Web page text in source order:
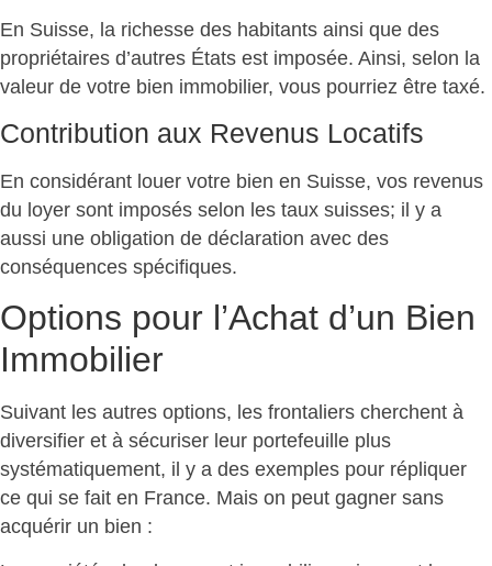
En Suisse, la richesse des habitants ainsi que des
propriétaires d’autres États est imposée. Ainsi, selon la
valeur de votre bien immobilier, vous pourriez être taxé.
Contribution aux Revenus Locatifs
En considérant louer votre bien en Suisse, vos revenus
du loyer sont imposés selon les taux suisses; il y a
aussi une obligation de déclaration avec des
conséquences spécifiques.
Options pour l’Achat d’un Bien
Immobilier
Suivant les autres options, les frontaliers cherchent à
diversifier et à sécuriser leur portefeuille plus
systématiquement, il y a des exemples pour répliquer
ce qui se fait en France. Mais on peut gagner sans
acquérir un bien :